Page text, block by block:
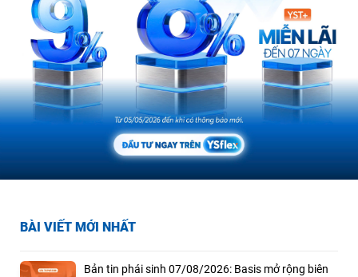
BÀI VIẾT MỚI NHẤT
Bản tin phái sinh 07/08/2026: Basis mở rộng biên